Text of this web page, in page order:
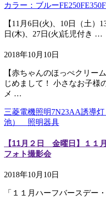
カラー：ブルー
【11月6日(火)、10日（土）
日(木)、27日(火)託児付き …
2018年10月10日
【赤ちゃんのほっぺクリー
じめまして！ 小さなお子様
メ …
三菱電機照明7N23AA誘導
池） 照明器具
【11月２日 金曜日】１１
フォト撮影会
2018年10月10日
「１１月ハーフバースデー